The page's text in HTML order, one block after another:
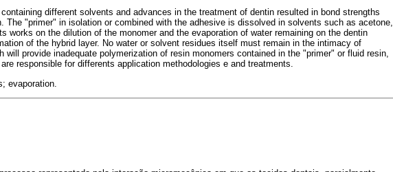
different solvents and advances in the treatment of dentin resulted in bond strengths
The "primer" in isolation or combined with the adhesive is dissolved in solvents such as acetone,
works on the dilution of the monomer and the evaporation of water remaining on the dentin
of the hybrid layer. No water or solvent residues itself must remain in the intimacy of
will provide inadequate polymerization of resin monomers contained in the "primer" or fluid resin,
responsible for differents application methodologies e and treatments.
evaporation.